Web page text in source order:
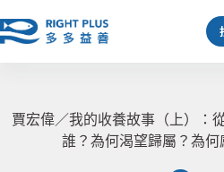
至
容賈宏偉／我的收養故事（上）：
誰？為何渴望歸屬？為何